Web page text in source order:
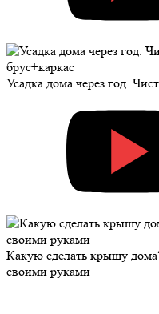
Усадка дома через год.
Какую сделать крышу
своими руками